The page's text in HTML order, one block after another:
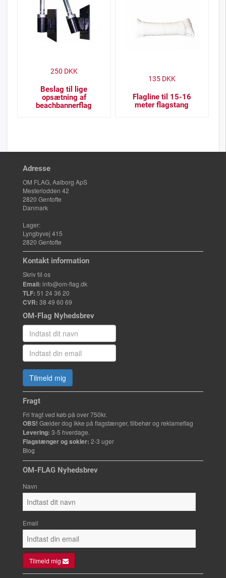
Beslag til lige
opsætning af
beachbannerflag
250 DKK
Flagline til 15-16
meter flagstang
135DKK
Adresse
OM FLAG, Aalborg ApS
Mesterlodden 42
2820 Gentofte
Danmark
Lager:
Lyngbyvej 415
2820 Gentofte
Kontakt information
Skriv til os
Email: info@om-flag.dk
TLF: 51 24 36 20
CVR: 38 49 60 69
OM-Flag Nyhedsbrev
Tilmeld mig
Fragt
Fri fragt ved køb på over 750kr.
OBS! Gælder dog ikke på flagstænger, tilbehør og reklameflag
Levering: 3-5 hverdage.
Flagstænger og sokler: 2-3 uger
Blog
OM-FLAG Nyhedsbrev
Navn
Email
Tilmeld mig